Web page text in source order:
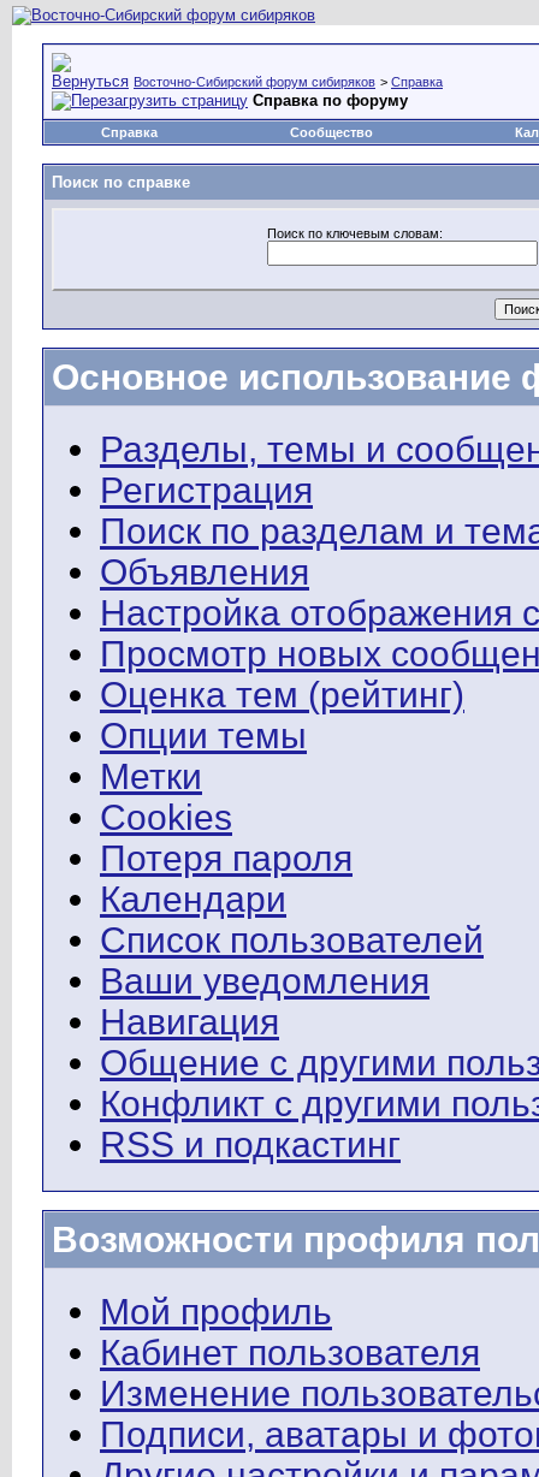
Восточно-Сибирский форум сибиряков > Справка
Справка по форуму
Справка Сообщество
Поиск по справке
Поиск по ключевым словам:
Основное использование
Разделы, темы и
Регистрация
Поиск по разделам и
Объявления
Настройка отображения
Просмотр новых
Оценка тем (рейтинг)
Опции темы
Метки
Cookies
Потеря пароля
Календари
Список пользователей
Ваши уведомления
Навигация
Общение с другими
Конфликт с другими
RSS и подкастинг
Возможности профиля
Мой профиль
Кабинет пользователя
Изменение
Подписи, аватары и